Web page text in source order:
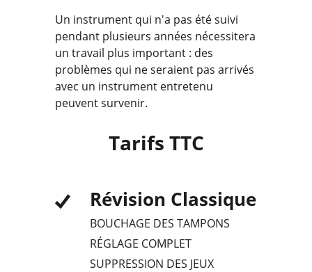
Un instrument qui n'a pas été suivi
pendant plusieurs années nécessitera
un travail plus important : des
problèmes qui ne seraient pas arrivés
avec un instrument entretenu
peuvent survenir.
Tarifs TTC
Révision Classique
BOUCHAGE DES TAMPONS
RÉGLAGE COMPLET
SUPPRESSION DES JEUX